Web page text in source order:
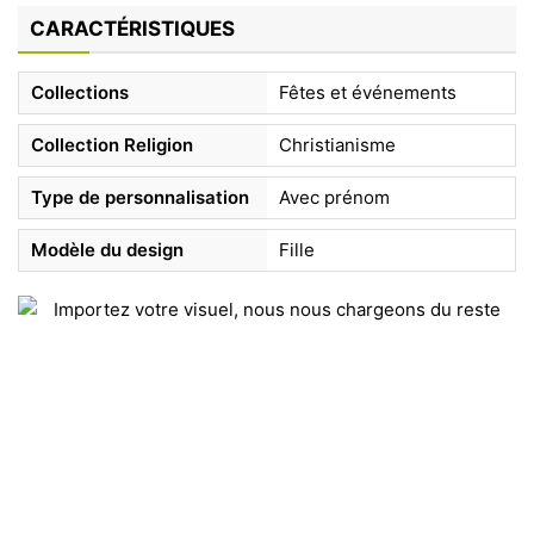
CARACTÉRISTIQUES
Collections Fêtes et événements
Collection Religion Christianisme
Type de personnalisation Avec prénom
Modèle du design Fille